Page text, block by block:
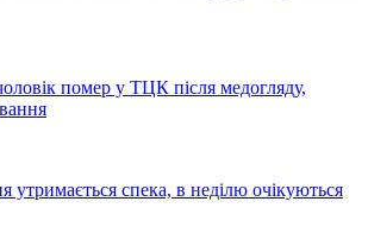
помер у ТЦК після медогляду,
утримається спека, в неділю очікуються